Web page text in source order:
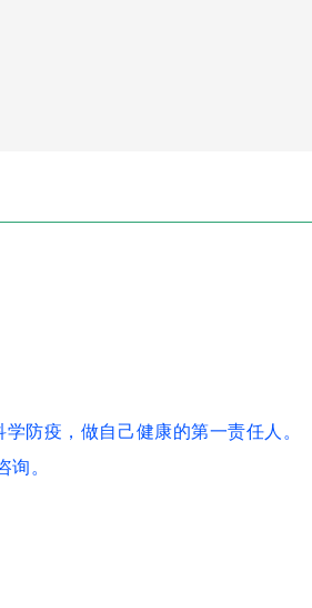
防疫，做自己健康的第一责任人。
询。